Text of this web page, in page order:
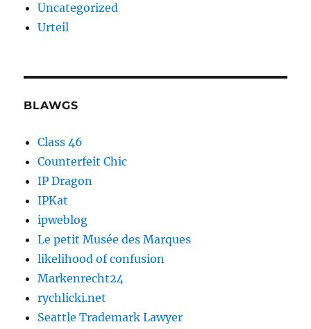
Uncategorized
Urteil
BLAWGS
Class 46
Counterfeit Chic
IP Dragon
IPKat
ipweblog
Le petit Musée des Marques
likelihood of confusion
Markenrecht24
rychlicki.net
Seattle Trademark Lawyer